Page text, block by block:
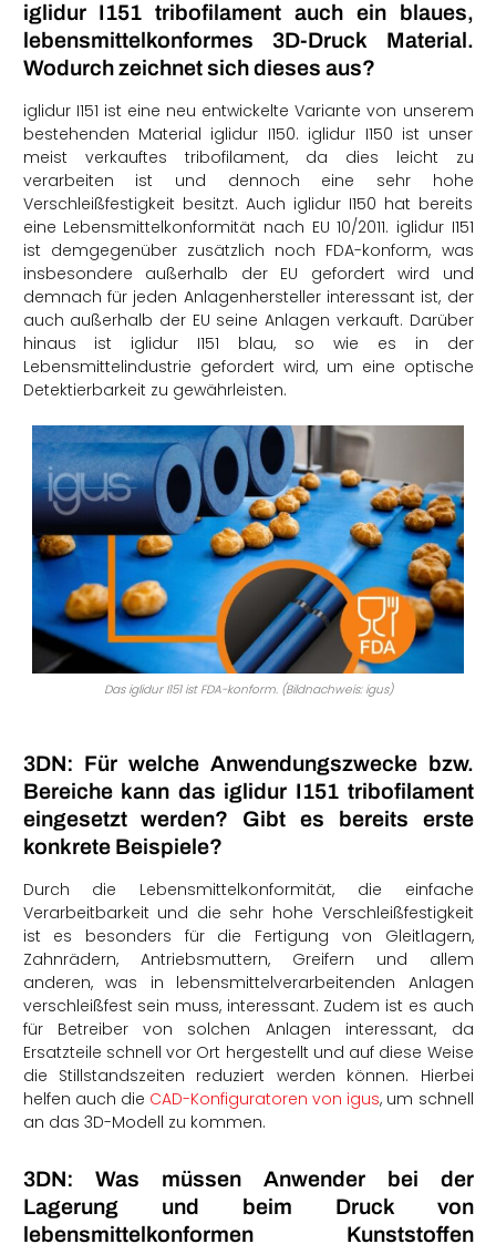
iglidur I151 tribofilament auch ein blaues,
lebensmittelkonformes 3D-Druck Material.
Wodurch zeichnet sich dieses aus?
iglidur I151 ist eine neu entwickelte Variante von unserem
bestehenden Material iglidur I150. iglidur I150 ist unser
meist verkauftes tribofilament, da dies leicht zu
verarbeiten ist und dennoch eine sehr hohe
Verschleißfestigkeit besitzt. Auch iglidur I150 hat bereits
eine Lebensmittelkonformität nach EU 10/2011. iglidur I151
ist demgegenüber zusätzlich noch FDA-konform, was
insbesondere außerhalb der EU gefordert wird und
demnach für jeden Anlagenhersteller interessant ist, der
auch außerhalb der EU seine Anlagen verkauft. Darüber
hinaus ist iglidur I151 blau, so wie es in der
Lebensmittelindustrie gefordert wird, um eine optische
Detektierbarkeit zu gewährleisten.
Das iglidur I151 ist FDA-konform. (Bildnachweis: igus)
3DN: Für welche Anwendungszwecke bzw.
Bereiche kann das iglidur I151tribofilament
eingesetzt werden? Gibt es bereits erste
konkrete Beispiele?
Durch die Lebensmittelkonformität, die einfache
Verarbeitbarkeit und die sehr hohe Verschleißfestigkeit
ist es besonders für die Fertigung von Gleitlagern,
Zahnrädern, Antriebsmuttern, Greifern und allem
anderen, was in lebensmittelverarbeitenden Anlagen
verschleißfest sein muss, interessant. Zudem ist es auch
für Betreiber von solchen Anlagen interessant, da
Ersatzteile schnell vor Ort hergestellt und auf diese Weise
die Stillstandszeiten reduziert werden können.
Hierbei
helfen auch die CAD-Konfiguratoren von igus, um schnell
an das 3D-Modell zu kommen.
3DN: Was müssen Anwender bei der
Lagerung und beim Druck von
lebensmittelkonformen Kunststoffen